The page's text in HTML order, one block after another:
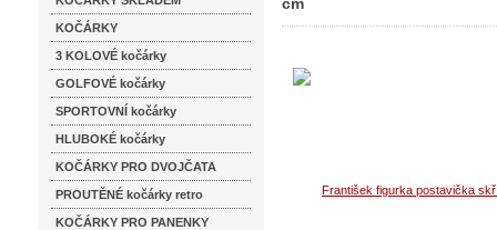
KOČÁRKY
3 KOLOVÉ kočárky
GOLFOVÉ kočárky
SPORTOVNÍ kočárky
HLUBOKÉ kočárky
KOČÁRKY PRO DVOJČATA
PROUTĚNÉ kočárky retro
KOČÁRKY PRO PANENKY